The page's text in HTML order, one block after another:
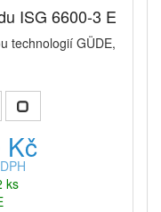
ISG 6600-3 E
technologií GÜDE,
Kč
ks